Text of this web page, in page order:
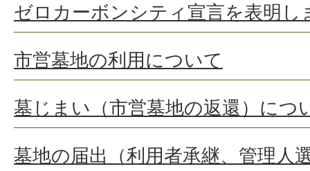
ゼロカーボンシティ宣言を表明し
市営墓地の利用について
墓じまい（市営墓地の返還）につ
墓地の届出（利用者承継、管理人